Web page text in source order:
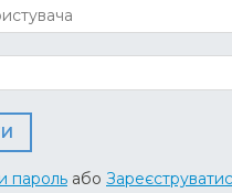
пароль або